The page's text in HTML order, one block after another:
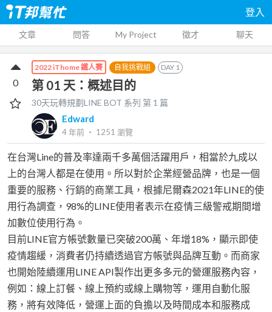
登入
文章 問答 My Project 徵才 聊天
2022 iThome 鐵人賽 自我挑戰組 DAY 1
第 01 天：概述目的
30天玩轉規劃LINE BOT 系列 第 1 篇
Edward
4 年前 ‧ 1251 瀏覽
0
在台灣Line的普及率達兩千多萬個活躍用戶，相當於九成以
上的台灣人都是在使用。所以對於企業經營品牌，也是一個
重要的服務、行銷的商業工具，根據尼爾森2021年LINE的使
用行為調查，98%的LINE使用者表示在疫情三級警戒期間增
加數位使用行為。
目前LINE官方帳號數量已突破200萬、年增18%，顯示即使
疫情趨緩，消費者仍持續透過官方帳號與品牌互動。而商家
也開始陸續運用LINE API製作出更多多元的營運服務內容，
例如：線上訂餐、線上預約或線上購物等，運用自動化服
務，將有效降低，營運上面的負擔以及時間成本和服務成